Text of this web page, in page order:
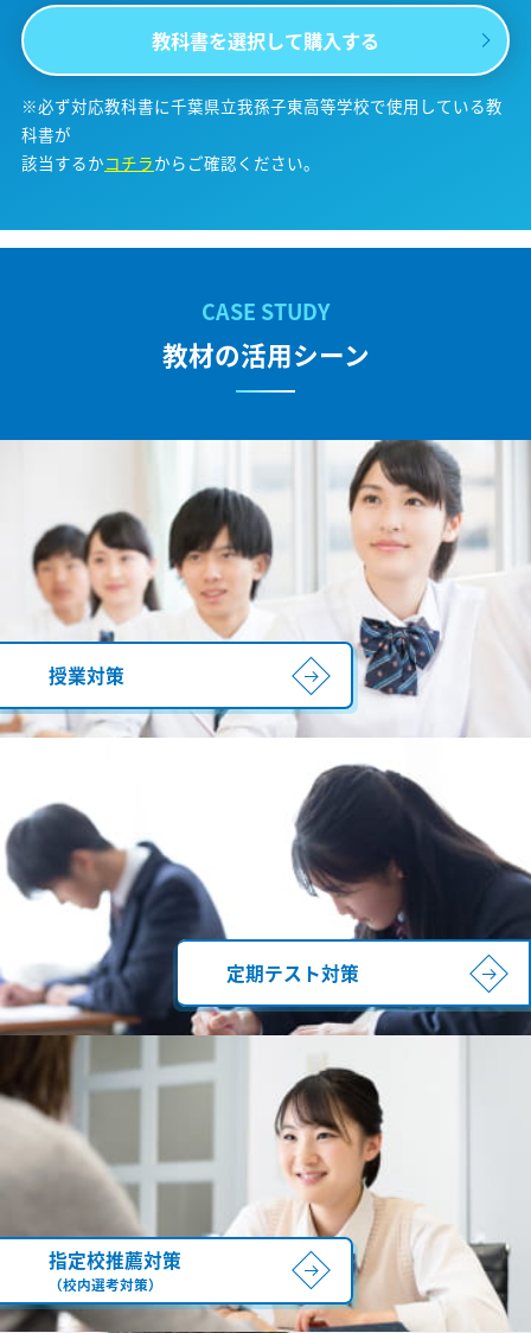
教科書を選択して購入する
※必ず対応教科書に千葉県立我孫子東高等学校で使用している教
科書が
該当するかコチラからご確認ください。
教材の活用シーン
授業対策
定期テスト対策
指定校推薦対策
（校内選考対策）